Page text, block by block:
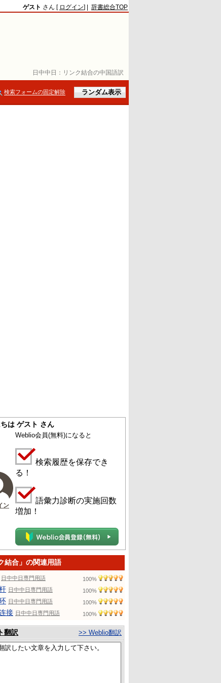
日中中日： リンク結合の中国語訳
ゲスト さん [ ログイン] | 辞書総合TOP
検索フォームの固定解除
は ゲスト さん
ン
Weblio会員(無料)になると
検索履歴を保存でき
る！
語彙力診断の実施回数
増加！
結合」の関連用語
日中中日専門用語 100%
日中中日専門用語 100%
日中中日専門用語 100%
接 日中中日専門用語 100%
翻訳 >> Weblio翻訳